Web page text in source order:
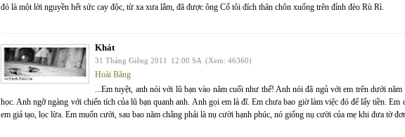
đó là một lời nguyền hết sức cay độc, từ xa xưa lắm, đã được ông Cố tôi đích thân chôn xuống trên đỉnh đèo Rù Rì.
Khát
31 Tháng Giêng 2011 12:00 SA (Xem: 46360)
Hoài Băng
...Em tuyệt, anh nói với lũ bạn vào năm cuối như thế! Anh nói đã ngủ với em trên dưới năm
học. Anh ngỡ ngàng với chiến tích của lũ bạn quanh anh. Anh gọi em là đĩ. Em chưa bao giờ làm việc đó để lấy tiền. Em
em giả tạo, lọc lừa. Em muốn cười, sau bao năm chẳng phải là nụ cười hạnh phúc, nó giống nụ cười của mẹ khi đưa tờ